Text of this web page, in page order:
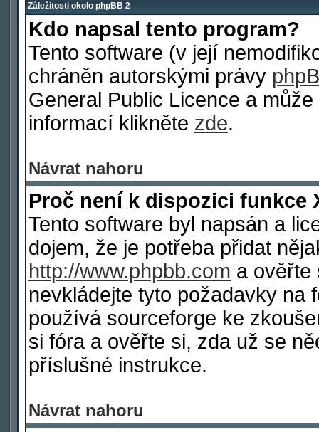
Záležitosti okolo phpBB 2
Kdo napsal tento program?
Tento software (v její
chráněn autorskými právy
General Public Licence a
informací klikněte zde.
Návrat nahoru
Proč není k dispozici funkce
Tento software byl napsán a
dojem, že je potřeba přidat
http://www.phpbb.com a ověřte
nevkládejte tyto požadavky na
používá sourceforge ke
si fóra a ověřte si, zda už se
příslušné instrukce.
Návrat nahoru